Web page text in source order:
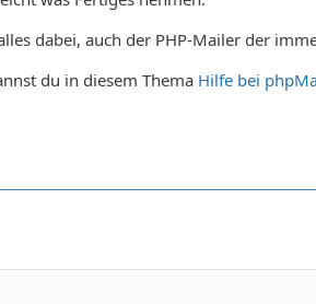
dabei, auch der PHP-Mailer der
du in diesem Thema Hilfe bei